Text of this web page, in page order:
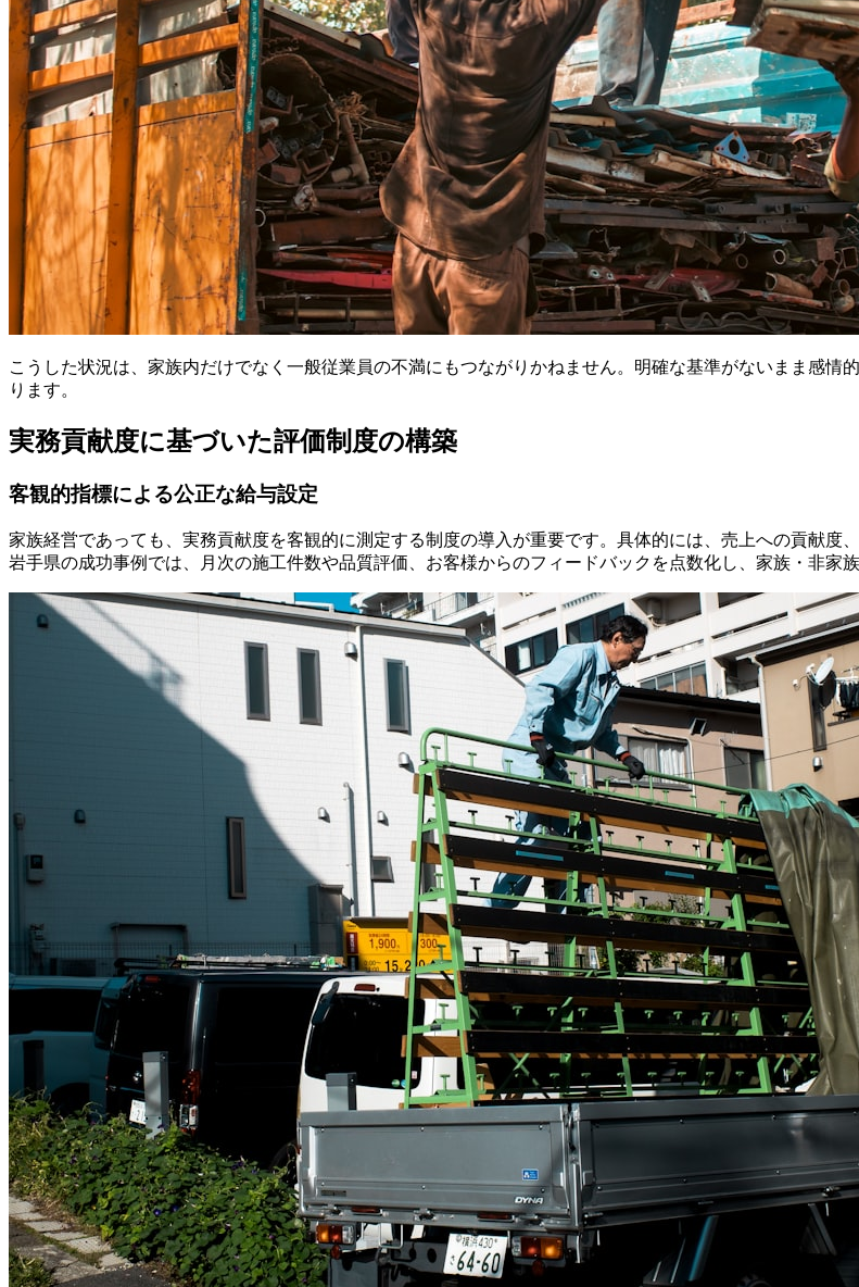
こうした状況は、家族内だけでなく一般従業員の不満にもつながりかねません。明確な基準がないまま感
ります。
実務貢献度に基づいた評価制度の構築
客観的指標による公正な給与設定
家族経営であっても、実務貢献度を客観的に測定する制度の導入が重要です。具体的には、売上への貢献度
岩手県の成功事例では、月次の施工件数や品質評価、お客様からのフィードバックを点数化し、家族・非家